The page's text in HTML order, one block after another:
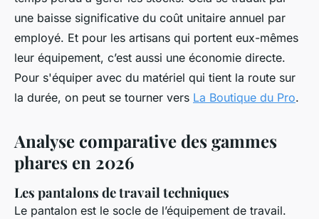
une baisse significative du coût unitaire annuel par
employé. Et pour les artisans qui portent eux-mêmes
leur équipement, c’est aussi une économie directe.
Pour s'équiper avec du matériel qui tient la route sur
la durée, on peut se tourner vers La Boutique du Pro.
Analyse comparative des gammes
phares en 2026
Les pantalons de travail techniques
Le pantalon est le socle de l’équipement de travail.